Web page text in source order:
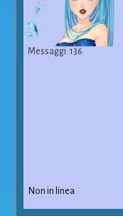
Messaggi: 136
Non in linea